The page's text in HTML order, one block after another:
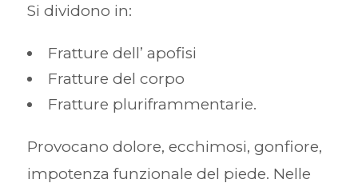
Si dividono in:
Fratture dell’ apofisi
Fratture del corpo
Fratture pluriframmentarie.
Provocano dolore, ecchimosi, gonfiore,
impotenza funzionale del piede. Nelle